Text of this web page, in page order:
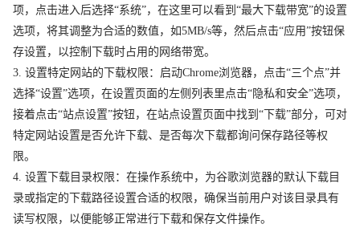
项，点击进入后选择“系统”，在这里可以看到“最大下载带宽”的设置
选项，将其调整为合适的数值，如5MB/s等，然后点击“应用”按钮保
存设置，以控制下载时占用的网络带宽。
3. 设置特定网站的下载权限：启动Chrome浏览器，点击“三个点”并
选择“设置”选项，在设置页面的左侧列表里点击“隐私和安全”选项，
接着点击“站点设置”按钮，在站点设置页面中找到“下载”部分，可对
特定网站设置是否允许下载、是否每次下载都询问保存路径等权
限。
4. 设置下载目录权限：在操作系统中，为谷歌浏览器的默认下载目
录或指定的下载路径设置合适的权限，确保当前用户对该目录具有
读写权限，以便能够正常进行下载和保存文件操作。